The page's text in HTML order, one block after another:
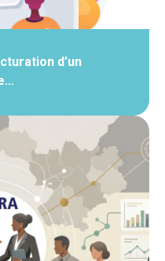
d’un